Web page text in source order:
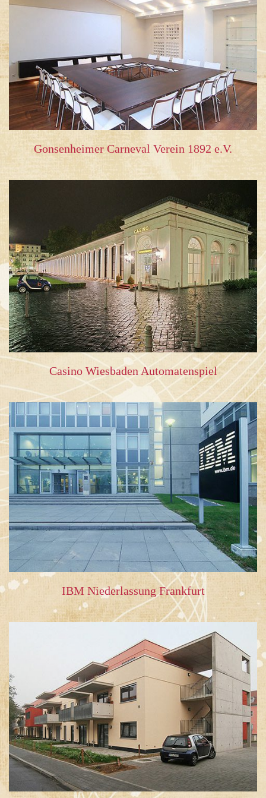
Gonsenheimer Carneval Verein 1892 e.V.
Casino Wiesbaden Automatenspiel
IBM Niederlassung Frankfurt